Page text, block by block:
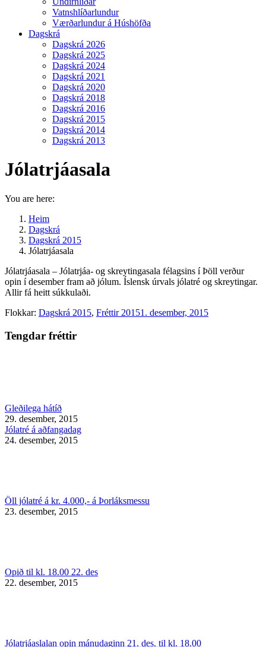
Vatnshlíðarlundur
Værðarlundur á Húshöfða
Dagskrá
Dagskrá 2026
Dagskrá 2025
Dagskrá 2024
Dagskrá 2021
Dagskrá 2020
Dagskrá 2018
Dagskrá 2016
Dagskrá 2015
Dagskrá 2014
Dagskrá 2013
Jólatrjáasala
You are here:
Heim
Dagskrá
Dagskrá 2015
Jólatrjáasala
Jólatrjáasala – Jólatrjáa- og skreytingasala félagsins í Þöll verður
opin í desember fram að jólum. Íslensk úrvals jólatré og skreytingar.
Allir fá heitt súkkulaði.
Flokkar: Dagskrá 2015, Fréttir 20151. desember, 2015
Tengdar fréttir
Gleðilega hátíð
29. desember, 2015
Jólatré á aðfangadag
24. desember, 2015
Öll jólatré á kr. 4.000,- á Þorláksmessu
23. desember, 2015
Opið til kl. 18.00 22. des
22. desember, 2015
Jólatrjáaslalan opin mánudaginn 21. des. til kl. 18.00